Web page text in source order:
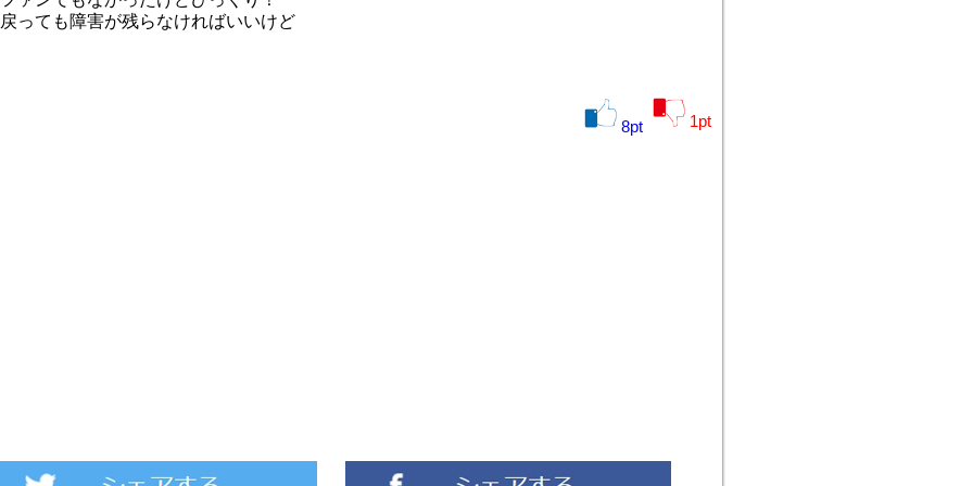
っても障害が残らなければいいけど
8pt 1pt